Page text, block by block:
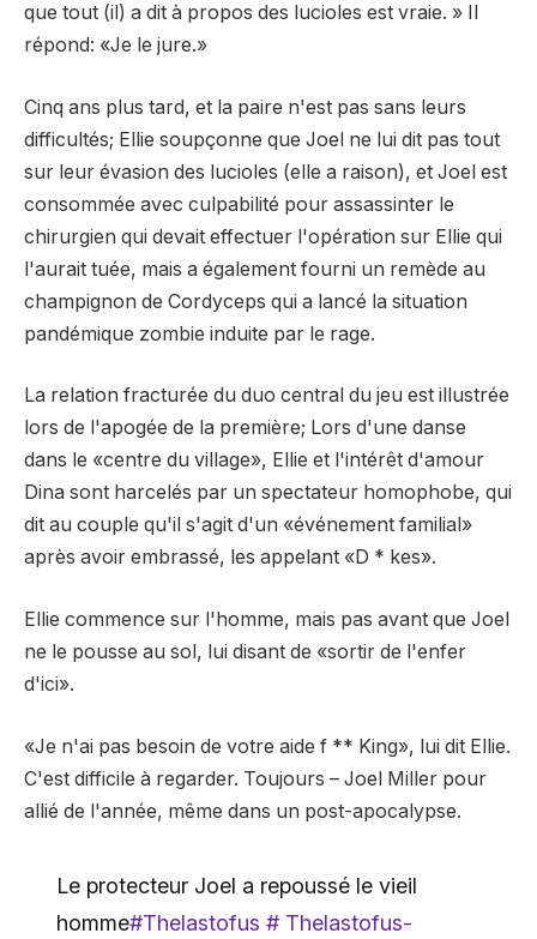
que tout (il) a dit à propos des lucioles est vraie. » Il
répond: «Je le jure.»
Cinq ans plus tard, et la paire n'est pas sans leurs
difficultés; Ellie soupçonne que Joel ne lui dit pas tout
sur leur évasion des lucioles (elle a raison), et Joel est
consommée avec culpabilité pour assassinter le
chirurgien qui devait effectuer l'opération sur Ellie qui
l'aurait tuée, mais a également fourni un remède au
champignon de Cordyceps qui a lancé la situation
pandémique zombie induite par le rage.
La relation fracturée du duo central du jeu est illustrée
lors de l'apogée de la première; Lors d'une danse
dans le «centre du village», Ellie et l'intérêt d'amour
Dina sont harcelés par un spectateur homophobe, qui
dit au couple qu'il s'agit d'un «événement familial»
après avoir embrassé, les appelant «D * kes».
Ellie commence sur l'homme, mais pas avant que Joel
ne le pousse au sol, lui disant de «sortir de l'enfer
d'ici».
«Je n'ai pas besoin de votre aide f ** King», lui dit Ellie.
C'est difficile à regarder. Toujours – Joel Miller pour
allié de l'année, même dans un post-apocalypse.
Le protecteur Joel a repoussé le vieil
homme#Thelastofus # Thelastofus-